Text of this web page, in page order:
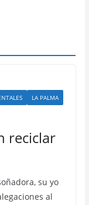
LA PALMA
reciclar
su yo
al